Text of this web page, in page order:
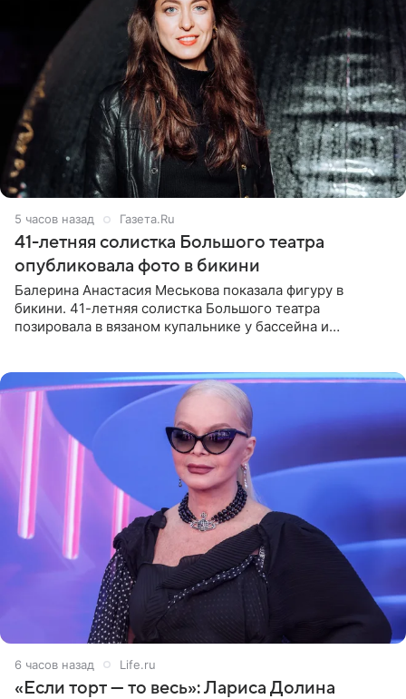
5 часов назад Газета.Ru
41-летняя солистка Большого театра
опубликовала фото в бикини
Балерина Анастасия Меськова показала фигуру в
бикини. 41-летняя солистка Большого театра
позировала в вязаном купальнике у бассейна и
6 часов назад Life.ru
«Если торт — то весь»: Лариса Долина